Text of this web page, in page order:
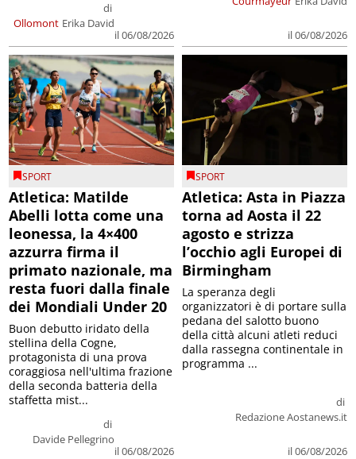
Ollomont
di
Erika David
il 06/08/2026
il 06/08/2026
SPORT
Atletica: Matilde
Abelli lotta come una
leonessa, la 4×400
azzurra firma il
primato nazionale, ma
resta fuori dalla finale
dei Mondiali Under 20
di
Davide Pellegrino
il 06/08/2026
Buon debutto iridato della
stellina della Cogne,
protagonista di una prova
coraggiosa nell'ultima frazione
della seconda batteria della
staffetta mist...
SPORT
Atletica: Asta in Piazza
torna ad Aosta il 22
agosto e strizza
l’occhio agli Europei di
Birmingham
di
Redazione Aostanews.it
il 06/08/2026
La speranza degli
organizzatori è di portare sulla
pedana del salotto buono
della città alcuni atleti reduci
dalla rassegna continentale in
programma ...